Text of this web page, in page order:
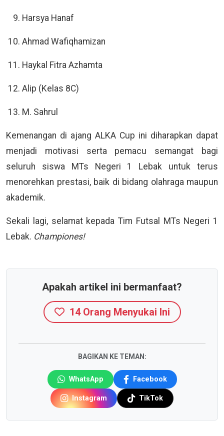
Harsya Hanaf
Ahmad Wafiqhamizan
Haykal Fitra Azhamta
Alip (Kelas 8C)
M. Sahrul
Kemenangan di ajang ALKA Cup ini diharapkan dapat
menjadi motivasi serta pemacu semangat bagi
seluruh siswa MTs Negeri 1 Lebak untuk terus
menorehkan prestasi, baik di bidang olahraga maupun
akademik.
Sekali lagi, selamat kepada Tim Futsal MTs Negeri 1
Lebak. Championes!
Apakah artikel ini bermanfaat?
14Orang Menyukai Ini
BAGIKAN KE TEMAN:
WhatsApp Facebook
Instagram TikTok